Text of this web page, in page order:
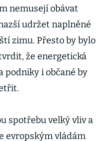
nemusejí obávat
udržet naplněné
zimu. Přesto by bylo
že energetická
podniky i občané by
spotřebu velký vliv a
evropským vládám